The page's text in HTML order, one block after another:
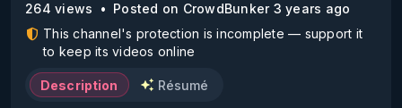
264 views
Posted on CrowdBunker 3 years ago
This channel's protection is incomplete — support it
to keep its videos online
Description Résumé